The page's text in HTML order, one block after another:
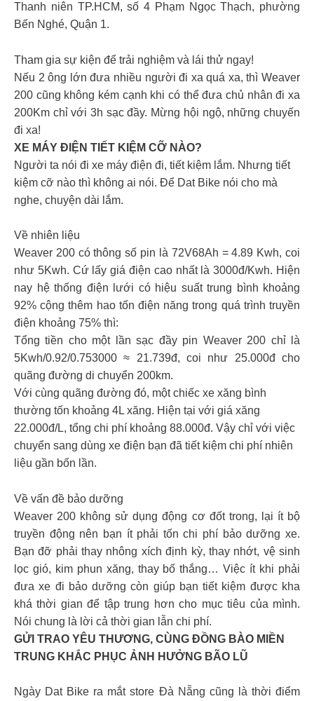
Thanh niên TP.HCM, số 4 Phạm Ngọc Thạch, phường
Bến Nghé, Quận 1.
Tham gia sự kiện để trải nghiệm và lái thử ngay!
Nếu 2 ông lớn đưa nhiều người đi xa quá xa, thì Weaver
200 cũng không kém cạnh khi có thể đưa chủ nhân đi xa
200Km chỉ với 3h sạc đầy. Mừng hội ngộ, những chuyến
đi xa!
XE MÁY ĐIỆN TIẾT KIỆM CỠ NÀO?
Người ta nói đi xe máy điện đi, tiết kiệm lắm. Nhưng tiết
kiệm cỡ nào thì không ai nói. Để Dat Bike nói cho mà
nghe, chuyện dài lắm.
Về nhiên liệu
Weaver 200 có thông số pin là 72V68Ah = 4.89 Kwh, coi
như 5Kwh. Cứ lấy giá điện cao nhất là 3000đ/Kwh. Hiện
nay hệ thống điện lưới có hiệu suất trung bình khoảng
92% cộng thêm hao tốn điện năng trong quá trình truyền
điện khoảng 75% thì:
Tổng tiền cho một lần sạc đầy pin Weaver 200 chỉ là
5Kwh/0.92/0.753000 ≈ 21.739đ, coi như 25.000đ cho
quãng đường di chuyển 200km.
Với cùng quãng đường đó, một chiếc xe xăng bình
thường tốn khoảng 4L xăng. Hiện tại với giá xăng
22.000đ/L, tổng chi phí khoảng 88.000đ. Vậy chỉ với việc
chuyển sang dùng xe điện bạn đã tiết kiệm chi phí nhiên
liệu gần bốn lần.
Về vấn đề bảo dưỡng
Weaver 200 không sử dụng động cơ đốt trong, lại ít bộ
truyền động nên bạn ít phải tốn chi phí bảo dưỡng xe.
Bạn đỡ phải thay nhông xích định kỳ, thay nhớt, vệ sinh
lọc gió, kim phun xăng, thay bố thắng… Việc ít khi phải
đưa xe đi bảo dưỡng còn giúp bạn tiết kiệm được kha
khá thời gian để tập trung hơn cho mục tiêu của mình.
Nói chung là lời cả thời gian lẫn chi phí.
GỬI TRAO YÊU THƯƠNG, CÙNG ĐỒNG BÀO MIỀN
TRUNG KHẮC PHỤC ẢNH HƯỞNG BÃO LŨ
Ngày Dat Bike ra mắt store Đà Nẵng cũng là thời điểm